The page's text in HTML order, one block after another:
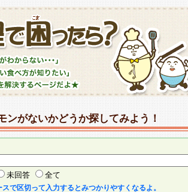
ンがないかどうか探してみよう！
未回答 全て
で区切って入力するとみつかりやすくなるよ。